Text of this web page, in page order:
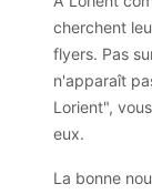
cherchent
flyers. Pas
n'apparaît
Lorient",
eux.
La bonne